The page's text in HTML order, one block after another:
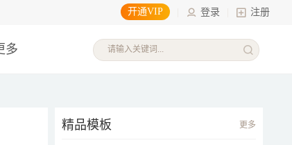
开通VIP 登录 注册
多
精品模板 更多